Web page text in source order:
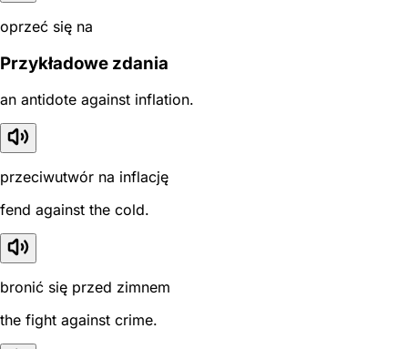
oprzeć się na
Przykładowe zdania
an antidote against inflation.
przeciwutwór na inflację
fend against the cold.
bronić się przed zimnem
the fight against crime.